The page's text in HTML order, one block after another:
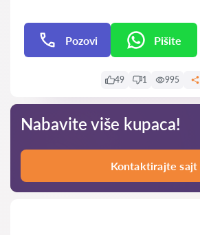
Pozovi Pišite
49 1 995
Nabavite više kupaca!
Kontaktirajte sajt